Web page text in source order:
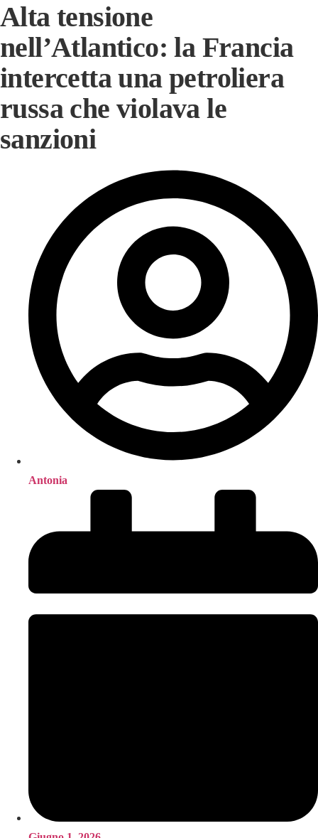
Alta tensione
nell’Atlantico: la Francia
intercetta una petroliera
russa che violava le
sanzioni
Antonia